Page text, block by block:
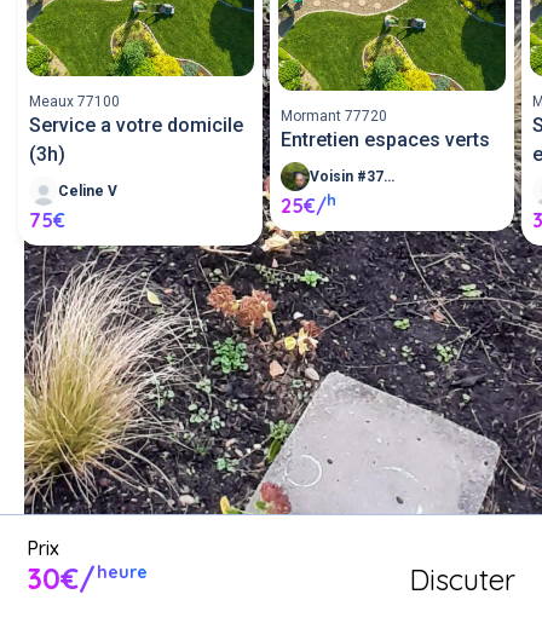
Discuter
Prix
30€/heure
Meaux 77100
Service a votre domicile
(3h)
Celine V
75€
Mormant 77720
Entretien espaces verts
Voisin #370739
25€/h
Demande un service d'entretien
d'espace vert entre voisins ou
proposer mes services
d'entretien d'espace vert.
Poster une annonce